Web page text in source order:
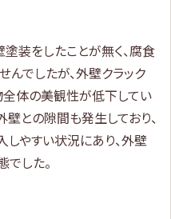
装をしたことが無く、腐食
でしたが、外壁クラック
体の美観性が低下してい
壁との隙間も発生しており、
やすい状況にあり、外壁
した。